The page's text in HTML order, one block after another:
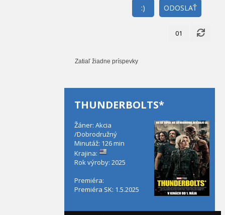
ODOSLAŤ
:)
01
Zatiaľ žiadne príspevky
THUNDERBOLTS*
Žáner: Akcia
/Dobrodružný
Minutáž: 126 min
Krajina:
Rok výroby: 2025
Premiéra:
Premiéra SK: 1.5.2025